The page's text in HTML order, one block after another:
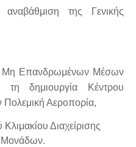
της Γενικής
Μη Επανδρωμένων Μέσων
τη δημιουργία Κέντρου
Πολεμική Αεροπορία,
Διαχείρισης
Μονάδων.